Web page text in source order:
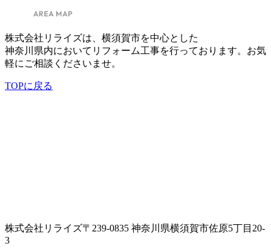
株式会社リライズは、横須賀市を中心とした
神奈川県内においてリフォーム工事を行っております。お気
軽にご相談くださいませ。
TOPに戻る
株式会社リライズ〒239-0835 神奈川県横須賀市佐原5丁目20-
3